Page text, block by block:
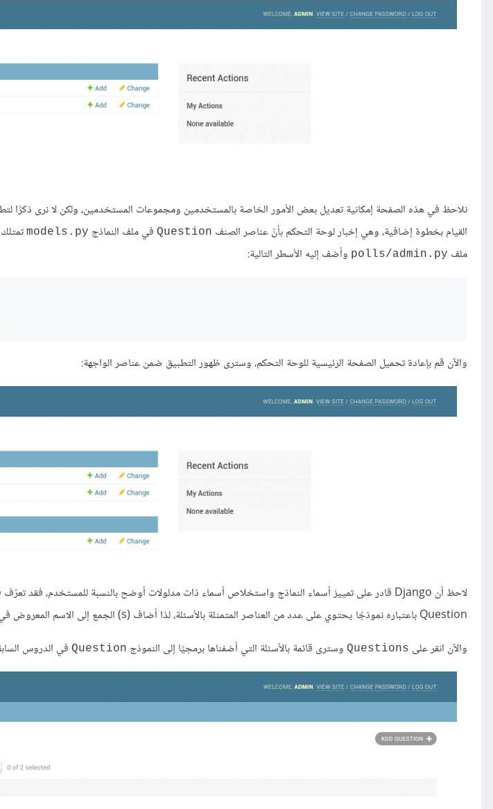
نلاحظ في هذه الصفحة إمكانية تعديل بعض اﻷمور الخاصة بالمستخدمين ومجموعات المستخدمين، ولكن لا نرى ذكرًا
القيام بخطوة إضافية، وهي إخبار لوحة التحكم بأنّ عناصر الصنف Question في ملف النماذج models.py
ملف polls/admin.py وأضف إليه اﻷسطر التالية:
والآن قم بإعادة تحميل الصفحة الرئيسية للوحة التحكم، وسترى ظهور التطبيق ضمن عناصر الواجهة:
Question باعتباره نموذجًا يحتوي على عدد من العناصر المتمثلة باﻷسئلة، لذا أضاف (s) الجمع إلى الاسم المعروض في لوحة التحكم.
واﻵن انقر على Questions وسترى قائمة باﻷسئلة التي أضفناها برمجيًا إلى النموذج Question في الدروس